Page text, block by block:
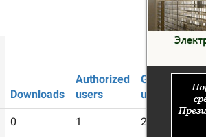
Downloads
Authorized
users
Guest
users
0 1 21